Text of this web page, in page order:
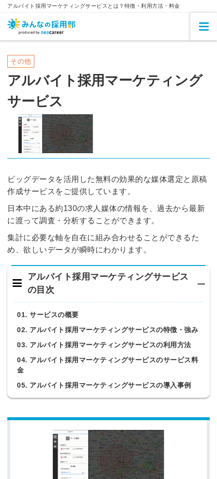
アルバイト採用マーケティングサービスとは？特徴・利用方法・料金
その他
アルバイト採用マーケティング
サービス
ビッグデータを活用した無料の効果的な媒体選定と原稿
作成サービスをご提供しています。
日本中にある約130の求人媒体の情報を、過去から最新
に渡って調査・分析することができます。
集計に必要な軸を自在に組み合わせることができるた
め、欲しいデータが瞬時にわかります。
アルバイト採用マーケティングサービス
の目次
01. サービスの概要
02. アルバイト採用マーケティングサービスの特徴・強み
03. アルバイト採用マーケティングサービスの利用方法
04. アルバイト採用マーケティングサービスのサービス料
金
05. アルバイト採用マーケティングサービスの導入事例